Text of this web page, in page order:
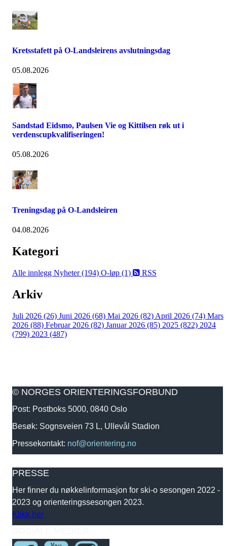
Kretsstafett på O-Landsleirens avslutningsdag
05.08.2026
Sandstad Eidsmo, Paulsen Vie og Kittilsen røk ut i
verdenscupkvalifiseringen!
05.08.2026
Treningsdag på O-Landsleiren
04.08.2026
Kategori
Alle innlegg Nyheter (194) O-løp (1) RSS
Arkiv
Juli 2026 (26) Juni 2026 (68) Mai 2026 (82) April 2026 (74) Mars
2026 (88) Februar 2026 (82) Januar 2026 (85) 2025 (822) 2024
(799) 2023 (487)
© NORGES ORIENTERINGSFORBUND
Post: Postboks 5000, 0840 Oslo
Besøk: Sognsveien 73 L, Ullevål Stadion
Pressekontakt: nof@orientering.no
PRESSE
Her finner du nøkkelinformasjon for ski-o sesongen 2022 -
2023 og orienteringssesongen 2023.
Klikk her